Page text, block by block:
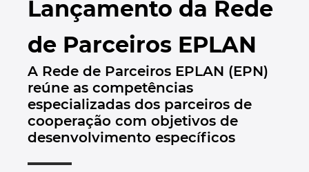
Lançamento da Rede
de Parceiros EPLAN
A Rede de Parceiros EPLAN (EPN)
reúne as competências
especializadas dos parceiros de
cooperação com objetivos de
desenvolvimento específicos
Automatização de edifícios
Automação de Edifícios
Configuração
Integração PDM / PLM
EPLAN Education para Salas de Aula
EPLAN Education para Estudantes
EPLAN Collaboration Apps
Localizações
Trust Center
Brunei
Bulgaria
Canada
Chile